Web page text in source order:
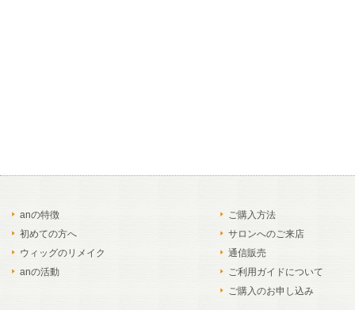
anの特徴
初めての方へ
ウィッグのリメイク
anの活動
ご購入方法
サロンへのご来店
通信販売
ご利用ガイドについて
ご購入のお申し込み